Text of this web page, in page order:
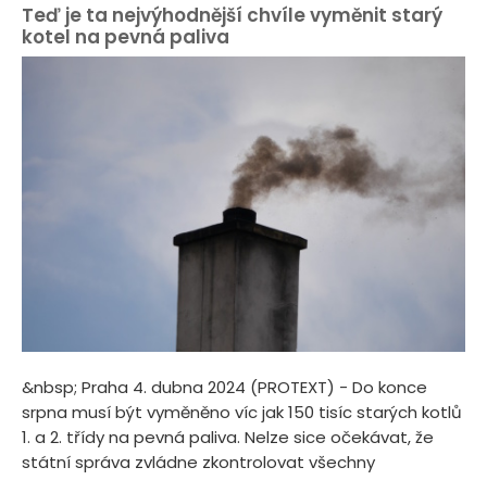
Teď je ta nejvýhodnější chvíle vyměnit starý
kotel na pevná paliva
&nbsp; Praha 4. dubna 2024 (PROTEXT) - Do konce
srpna musí být vyměněno víc jak 150 tisíc starých kotlů
1. a 2. třídy na pevná paliva. Nelze sice očekávat, že
státní správa zvládne zkontrolovat všechny